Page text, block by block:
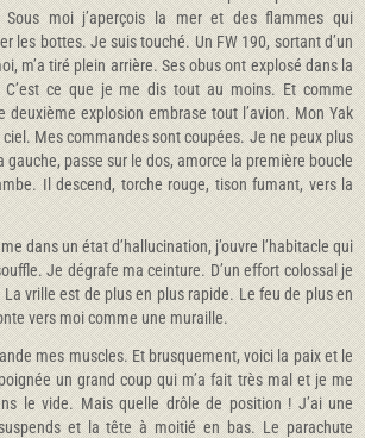
moi j’aperçois la mer et des flammes qui
les bottes. Je suis touché. Un FW 190, sortant d’un
m’a tiré plein arrière. Ses obus ont explosé dans la
C’est ce que je me dis tout au moins. Et comme
deuxième explosion embrase tout l’avion. Mon Yak
Mes commandes sont coupées. Je ne peux plus
passe sur le dos, amorce la première boucle
Il descend, torche rouge, tison fumant, vers la
dans un état d’hallucination, j’ouvre l’habitacle qui
Je dégrafe ma ceinture. D’un effort colossal je
La vrille est de plus en plus rapide. Le feu de plus en
vers moi comme une muraille.
mes muscles. Et brusquement, voici la paix et le
un grand coup qui m’a fait très mal et je me
le vide. Mais quelle drôle de position ! J’ai une
et la tête à moitié en bas. Le parachute